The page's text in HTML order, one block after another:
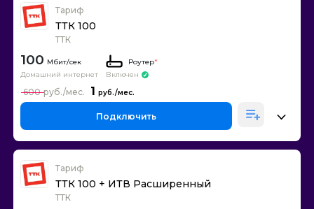
Тариф
ТТК 100
ТТК
100
Домашний интернет
Роутер*
Включен
1
600
Подключить
Тариф
ТТК 100 + ИТВ Расширенный
ТТК